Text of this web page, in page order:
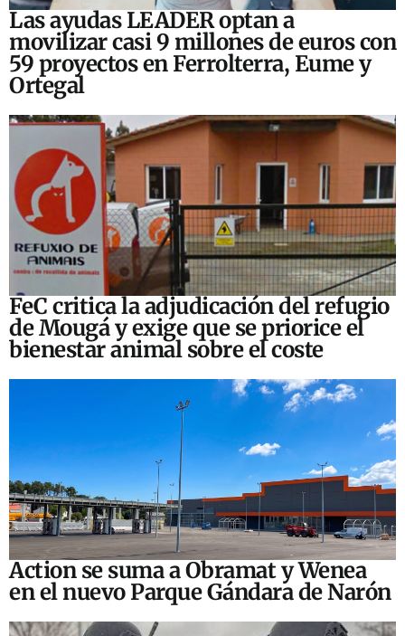
Las ayudas LEADER optan a
movilizar casi 9 millones de euros con
59 proyectos en Ferrolterra, Eume y
Ortegal
FeC critica la adjudicación del refugio
de Mougá y exige que se priorice el
bienestar animal sobre el coste
Action se suma a Obramat y Wenea
en el nuevo Parque Gándara de Narón